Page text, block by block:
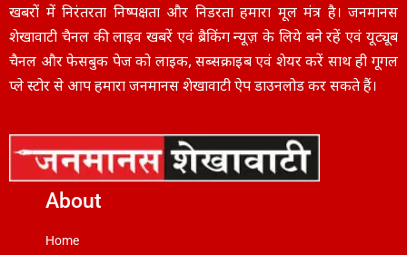
खबरों में निरंतरता निष्पक्षता और निडरता हमारा मूल मंत्र है। जनमानस
शेखावाटी चैनल की लाइव खबरें एवं ब्रैकिंग न्यूज़ के लिये बने रहें एवं यूट्यूब
चैनल और फेसबुक पेज को लाइक, सब्सक्राइब एवं शेयर करें साथ ही गूगल
प्ले स्टोर से आप हमारा जनमानस शेखावाटी ऐप डाउनलोड कर सकते हैं।
About
Home